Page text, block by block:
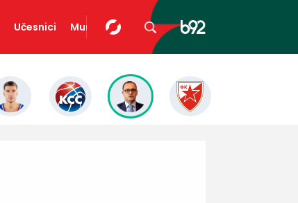
Učesnici Mundopedija